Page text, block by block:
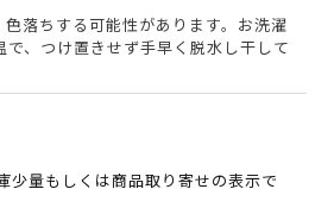
落ちする可能性があります。お洗濯
、つけ置きせず手早く脱水し干して
量もしくは商品取り寄せの表示で